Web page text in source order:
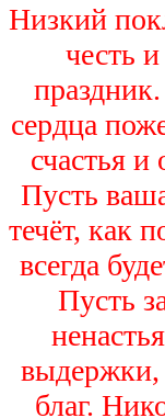
Низкий
честь
сердца
счастья и
Пусть
течёт, как
всегда
Пусть
выдержки,
благ.